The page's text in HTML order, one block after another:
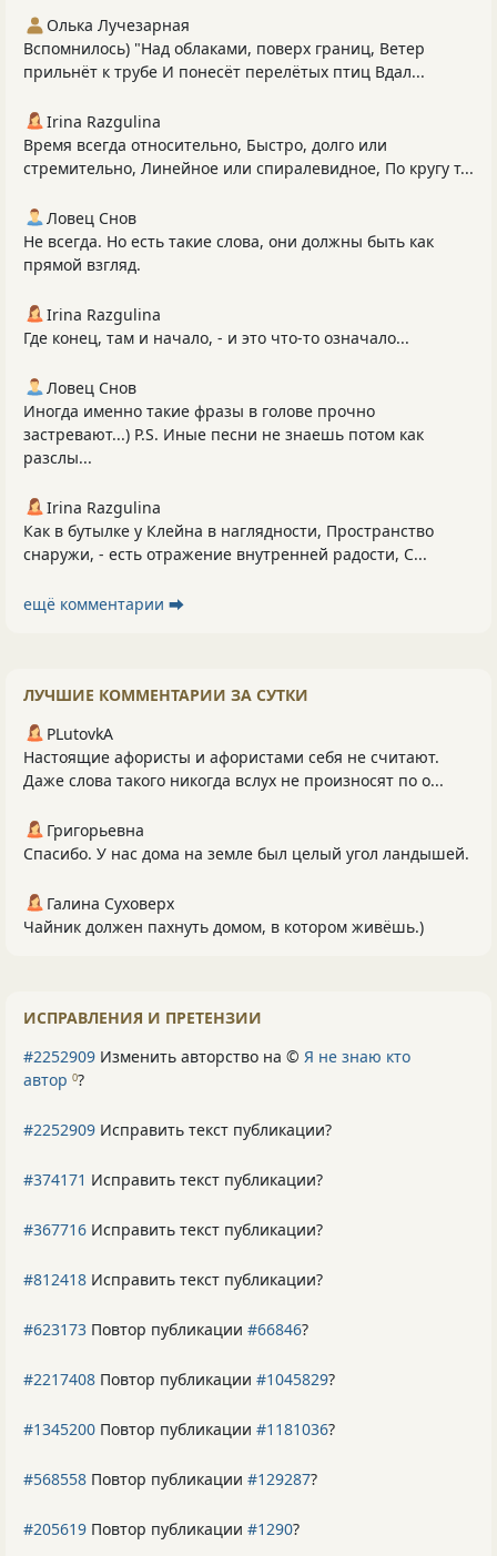
Олька Лучезарная
Вспомнилось) "Над облаками, поверх границ, Ветер
прильнёт к трубе И понесёт перелётых птиц Вдал...
Irina Razgulina
Время всегда относительно, Быстро, долго или
стремительно, Линейное или спиралевидное, По кругу т...
Ловец Снов
Не всегда. Но есть такие слова, они должны быть как
прямой взгляд.
Irina Razgulina
Где конец, там и начало, - и это что-то означало...
Ловец Снов
Иногда именно такие фразы в голове прочно
застревают...) P.S. Иные песни не знаешь потом как
разслы...
Irina Razgulina
Как в бутылке у Клейна в наглядности, Пространство
снаружи, - есть отражение внутренней радости, С...
ещё комментарии ⮕
ЛУЧШИЕ КОММЕНТАРИИ ЗА СУТКИ
PLutоvkА
Настоящие афористы и афористами себя не считают.
Даже слова такого никогда вслух не произносят по о...
Григорьевна
Спасибо. У нас дома на земле был целый угол ландышей.
Галина Суховерх
Чайник должен пахнуть домом, в котором живёшь.)
ИСПРАВЛЕНИЯ И ПРЕТЕНЗИИ
#2252909 Изменить авторство на © Я не знаю кто
автор 0?
#2252909 Исправить текст публикации?
#374171 Исправить текст публикации?
#367716 Исправить текст публикации?
#812418 Исправить текст публикации?
#623173 Повтор публикации #66846?
#2217408 Повтор публикации #1045829?
#1345200 Повтор публикации #1181036?
#568558 Повтор публикации #129287?
#205619 Повтор публикации #1290?